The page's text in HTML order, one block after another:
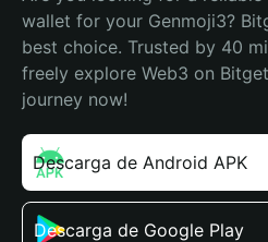
wallet for your Genmoji3?
best choice. Trusted by 40
freely explore Web3 on
journey now!
Descarga de Android APK
Descarga de Google Play